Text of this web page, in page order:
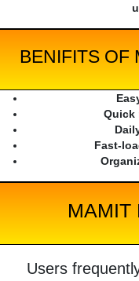
BENIFITS OF
Quick
Fast-
MAMIT
Users